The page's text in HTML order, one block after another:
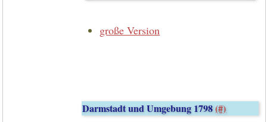
große Version
Darmstadt und Umgebung 1798(#)